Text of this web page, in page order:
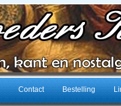
Contact Bestelling